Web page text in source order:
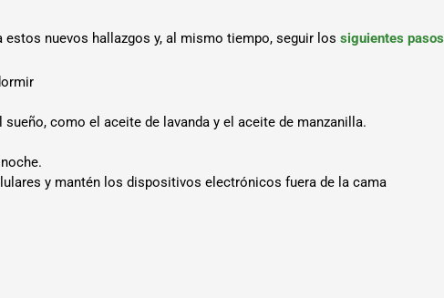
estos nuevos hallazgos y, al mismo tiempo, seguir los siguientes pasos
como el aceite de lavanda y el aceite de manzanilla.
y mantén los dispositivos electrónicos fuera de la cama